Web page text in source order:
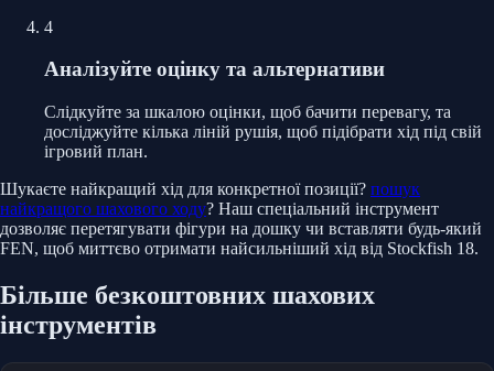
4
Аналізуйте оцінку та альтернативи
Слідкуйте за шкалою оцінки, щоб бачити перевагу, та
досліджуйте кілька ліній рушія, щоб підібрати хід під свій
ігровий план.
Шукаєте найкращий хід для конкретної позиції? пошук
найкращого шахового ходу? Наш спеціальний інструмент
дозволяє перетягувати фігури на дошку чи вставляти будь-який
FEN, щоб миттєво отримати найсильніший хід від Stockfish 18.
Більше безкоштовних шахових
інструментів